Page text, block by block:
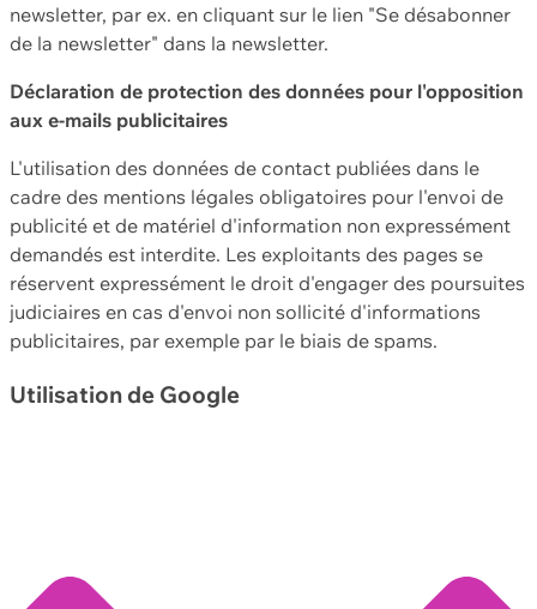
newsletter, par ex. en cliquant sur le lien "Se désabonner
de la newsletter" dans la newsletter.
Déclaration de protection des données pour l'opposition
aux e-mails publicitaires
L'utilisation des données de contact publiées dans le
cadre des mentions légales obligatoires pour l'envoi de
publicité et de matériel d'information non expressément
demandés est interdite. Les exploitants des pages se
réservent expressément le droit d'engager des poursuites
judiciaires en cas d'envoi non sollicité d'informations
publicitaires, par exemple par le biais de spams.
Utilisation de Google